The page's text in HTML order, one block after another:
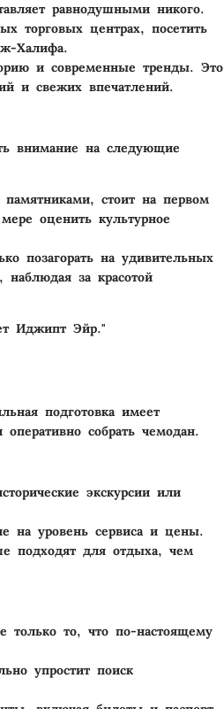
равнодушными никого.
торговых центрах, посетить
Халифа.
и современные тренды. Это
и свежих впечатлений.
внимание на следующие
стоит на первом
оценить культурное
позагорать на удивительных
за красотой
Иджипт Эйр."
подготовка имеет
собрать чемодан.
экскурсии или
на уровень сервиса и цены.
подходят для отдыха, чем
только то, что по-настоящему
упростит поиск